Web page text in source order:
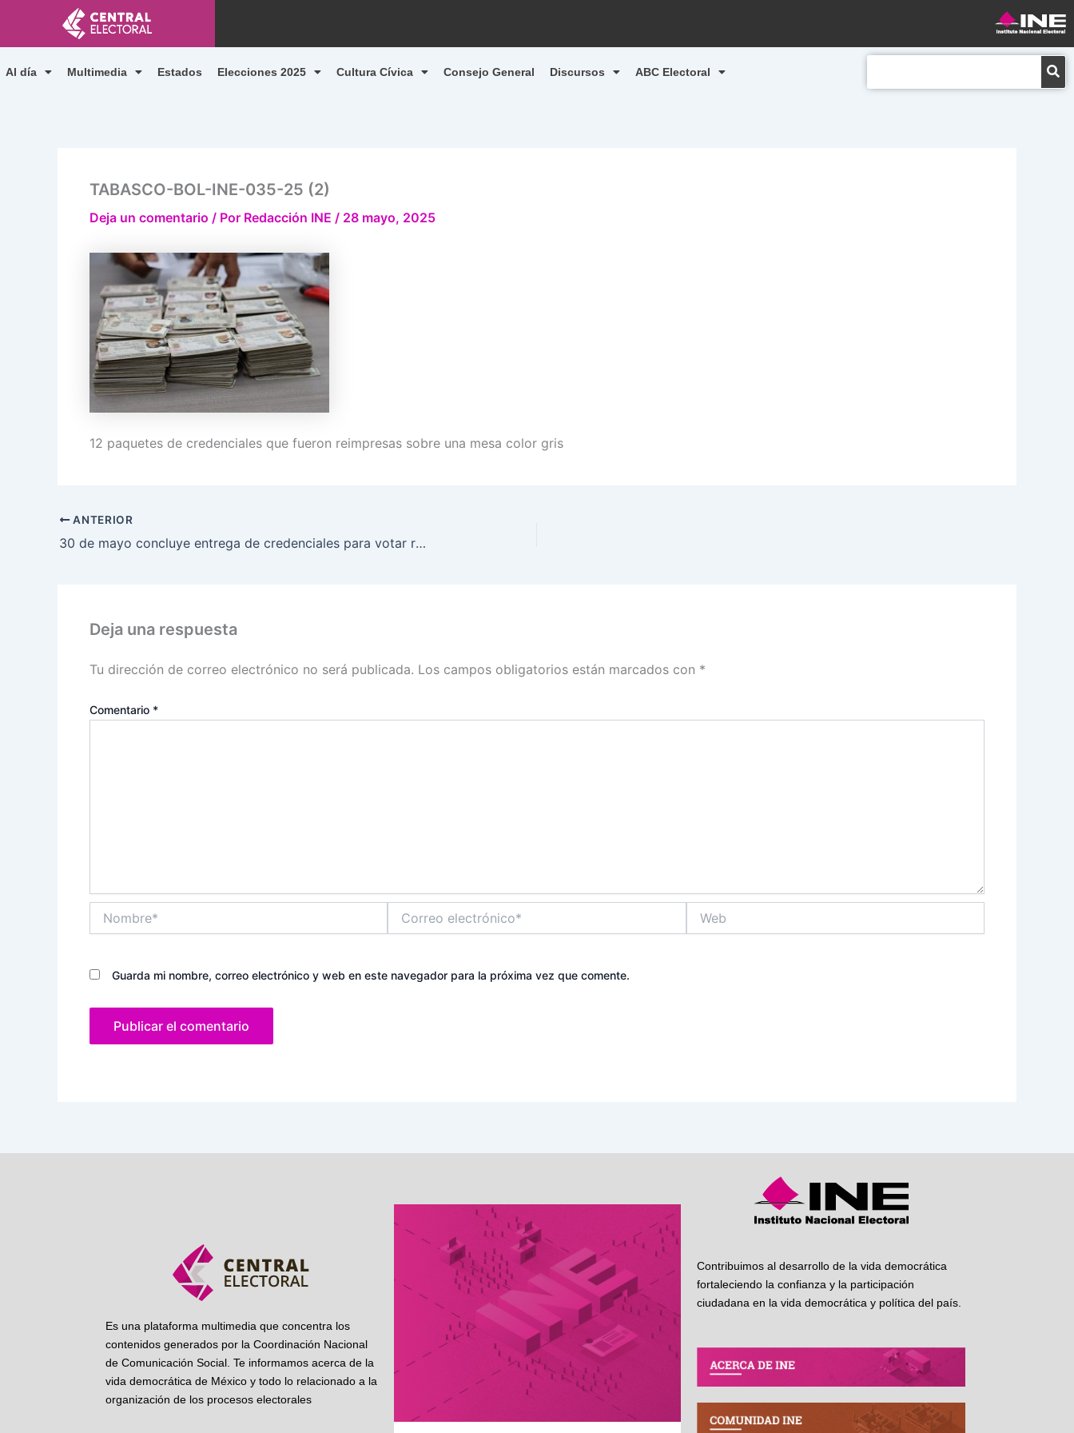
contenido
Al día Multimedia Estados Elecciones 2025 Cultura Cívica Consejo General Discursos ABC Electoral
TABASCO-BOL-INE-035-25 (2)
Deja un comentario / Por Redacción INE / 28 mayo, 2025
12 paquetes de credenciales que fueron reimpresas sobre una mesa color gris
ANTERIOR
30 de mayo concluye entrega de credenciales para votar reimpresas en Módulos de Atención Ciudadana: INE Tabasco
Deja una respuesta
Tu dirección de correo electrónico no será publicada. Los campos obligatorios están marcados con *
Comentario *
electrónico*
Guarda mi nombre, correo electrónico y web en este navegador para la próxima vez que comente.
Es una plataforma multimedia que concentra los
contenidos generados por la Coordinación Nacional
de Comunicación Social. Te informamos acerca de la
vida democrática de México y todo lo relacionado a la
organización de los procesos electorales
Contribuimos al desarrollo de la vida democrática
fortaleciendo la confianza y la participación
ciudadana en la vida democrática y política del país.